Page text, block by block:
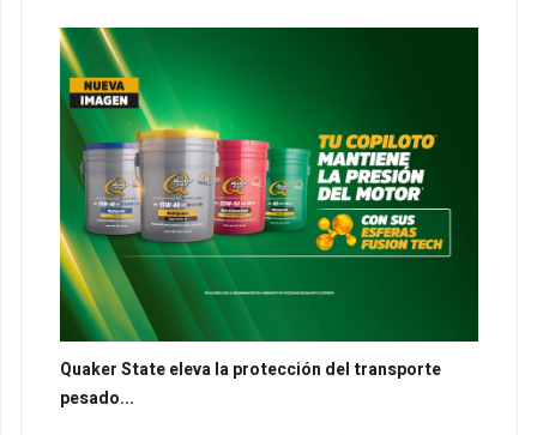
Quaker State eleva la protección del transporte
pesado...